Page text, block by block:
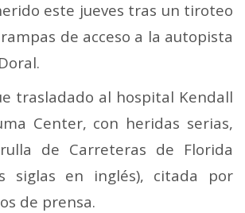
este jueves tras un tiroteo
de acceso a la autopista
trasladado al hospital Kendall
Center, con heridas serias,
de Carreteras de Florida
siglas en inglés), citada por
de prensa.